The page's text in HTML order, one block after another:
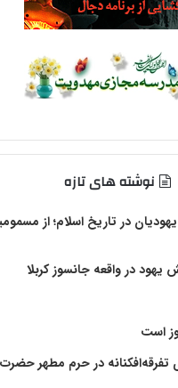
نوشته های تازه
در تاریخ اسلام؛ از
در واقعه جانسوز کربلا
است
در حرم مطهر حضرت